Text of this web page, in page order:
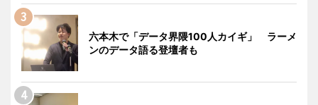
六本木で「データ界隈100人カイギ」 ラーメ
ンのデータ語る登壇者も